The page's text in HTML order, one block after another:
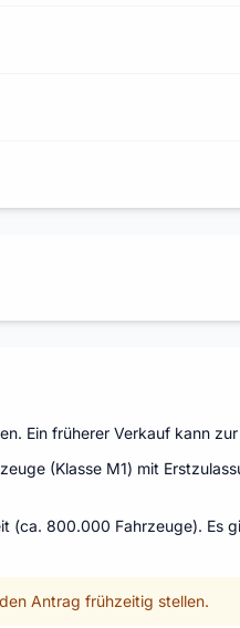
Ein früherer Verkauf kann
(Klasse M1) mit
(ca. 800.000 Fahrzeuge). Es
Antrag frühzeitig stellen.